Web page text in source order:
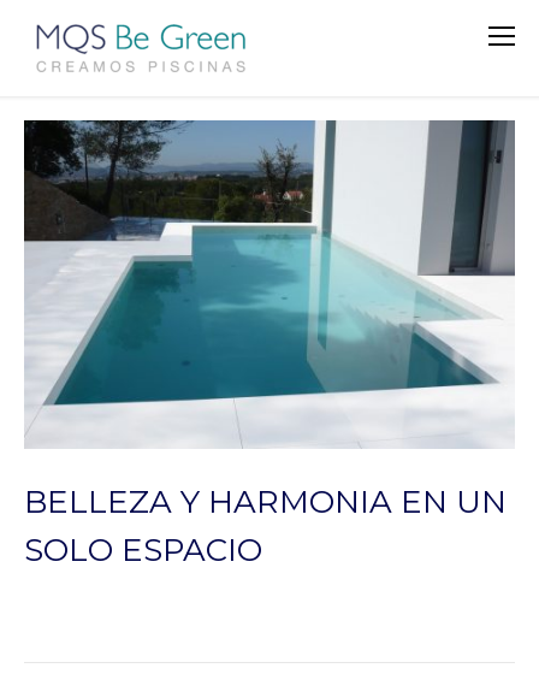
BELLEZA Y HARMONIA EN UN
SOLO ESPACIO